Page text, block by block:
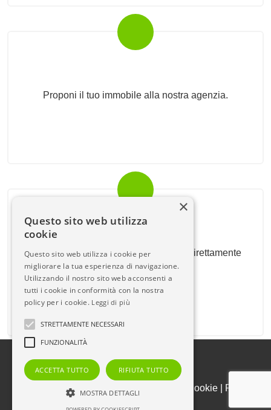
Proponi il tuo immobile alla nostra agenzia.
Newsletter Immobiliare
Ricevi le nostre proposte immobiliari direttamente
nella tua email!
Informativa Privacy Informativa Cookie|
Revoca
×
Questo sito web utilizza
cookie
Questo sito web utilizza i cookie per
migliorare la tua esperienza di navigazione.
Utilizzando il nostro sito web acconsenti a
tutti i cookie in conformità con la nostra
policy per i cookie. Leggi di più
STRETTAMENTE NECESSARI
FUNZIONALITÀ
ACCETTA TUTTO RIFIUTA TUTTO
MOSTRA DETTAGLI